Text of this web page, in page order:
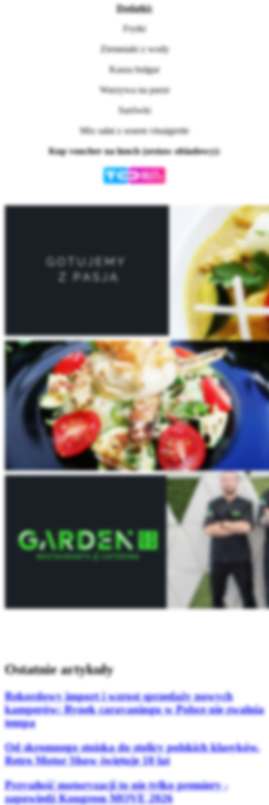
Dodatki:
Frytki
Ziemniaki z wody
Kasza bulgur
Warzywa na parze
Surówki
Mix sałat z sosem vinaigrette
Kup voucher na lunch (zestaw obiadowy):
Ostatnie artykuły
Rekordowy import i wzrost sprzedaży nowych
kamperów: Rynek caravaningu w Polsce nie zwalnia
tempa
Od skromnego stoiska do stolicy polskich klasyków.
Retro Motor Show świętuje 10 lat
Przyszłość motoryzacji to nie tylko premiery -
zapowiedź Kongresu MOVE 2026